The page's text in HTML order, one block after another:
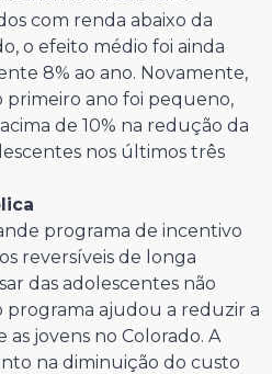
com renda abaixo da
o efeito médio foi ainda
8% ao ano. Novamente,
ano foi pequeno,
de 10% na redução da
nos últimos três
programa de incentivo
reversíveis de longa
das adolescentes não
programa ajudou a reduzir a
jovens no Colorado. A
na diminuição do custo